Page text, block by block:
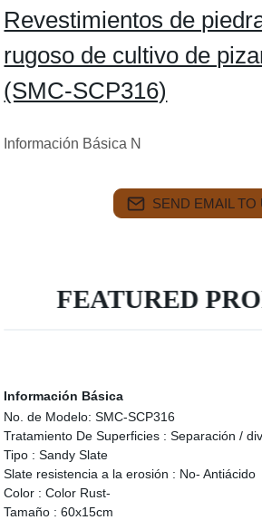
Revestimientos de
rugoso de cultivo de
(SMC-SCP316)
Información Básica N
SEND EMAIL TO
FEATURED
Información Básica
No. de Modelo: SMC-SCP316
Tratamiento De Superficies : Separación /
Tipo : Sandy Slate
Slate resistencia a la erosión : No- Antiácido
Color : Color Rust-
Tamaño : 60x15cm